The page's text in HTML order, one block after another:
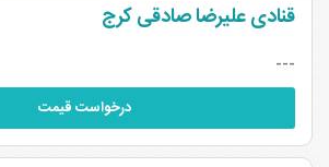
قنادی علیرضا صادقی کرج
---
درخواست قیمت